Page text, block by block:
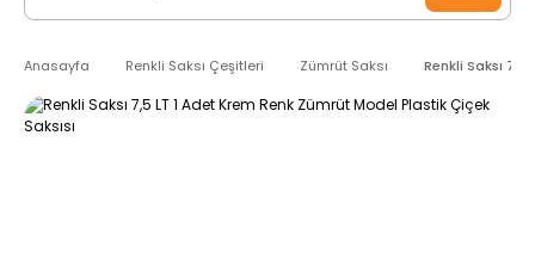
Anasayfa Renkli Saksı Çeşitleri Zümrüt Saksı Renkli Saksı